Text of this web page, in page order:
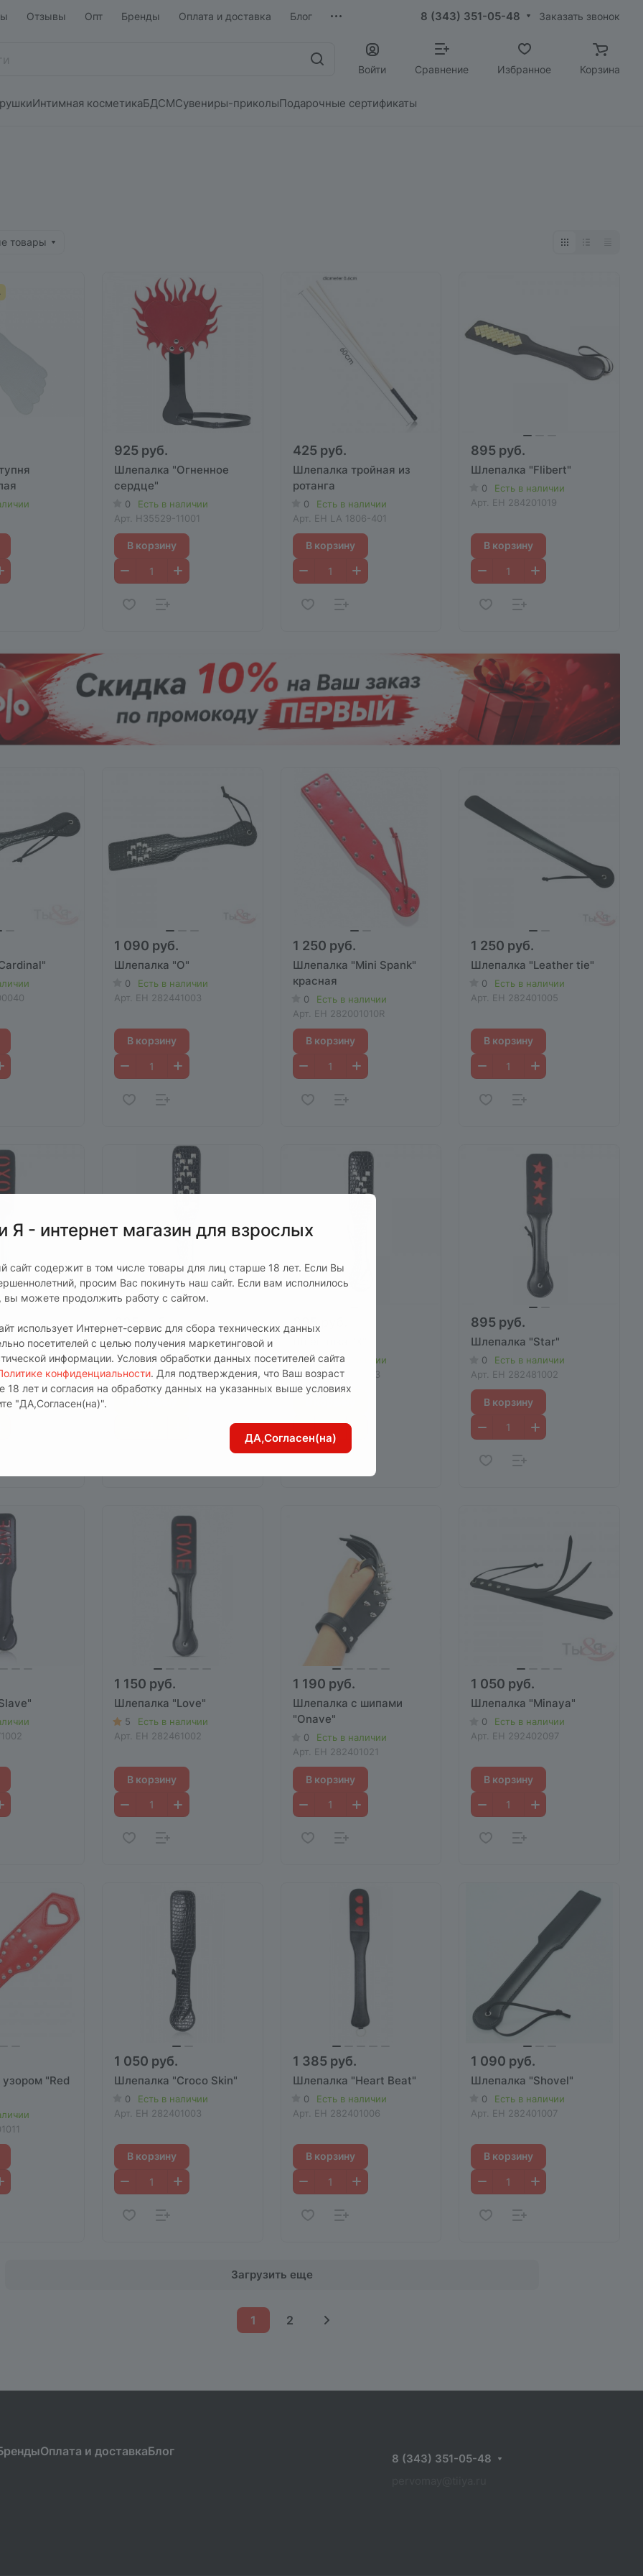
Отзывы Опт Бренды Оплата и доставка Блог 8 (343) 351-05-48 Заказать звонок
Войти Сравнение Избранное Корзина
Интимная косметикаБДСМСувениры-приколыПодарочные сертификаты
товары
925 руб.
Шлепалка "Огненное
сердце"
0
Есть в наличии
Арт. H35529-11001
В корзину
425 руб.
Шлепалка тройная из
ротанга
0
Есть в наличии
Арт. EH LA 1806-401
В корзину
895 руб.
Шлепалка "Flibert"
0
Есть в наличии
Арт. EH 284201019
В корзину
1 090 руб.
Шлепалка "O"
0
Есть в наличии
Арт. EH 282441003
В корзину
1 250 руб.
Шлепалка "Mini Spank"
красная
0
Есть в наличии
Арт. EH 282001010R
В корзину
1 250 руб.
Шлепалка "Leather tie"
0
Есть в наличии
Арт. EH 282401005
В корзину
895 руб.
Шлепалка "XO"
0
Есть в наличии
Арт.EH 282421003
895 руб.
0
Есть в наличии
Арт.EH 282431003
895 руб.
Шлепалка "Star"
0
Есть в наличии
Арт. EH 282481002
В корзину
1 150 руб.
Шлепалка "Love"
5
Есть в наличии
Арт. EH 282461002
В корзину
1 190 руб.
Шлепалка с шипами
"Onave"
0
Есть в наличии
Арт. EH 282401021
В корзину
1 050 руб.
Шлепалка "Minaya"
0
Есть в наличии
Арт. EH 292402097
В корзину
"Red
1 050 руб.
Шлепалка "Croco Skin"
0
Есть в наличии
Арт. EH 282401003
В корзину
1 385 руб.
Шлепалка "Heart Beat"
0
Есть в наличии
Арт. EH 282401006
В корзину
1 090 руб.
Шлепалка "Shovel"
0
Есть в наличии
Арт. EH 282401007
В корзину
Загрузить еще
1 2
Оплата и доставкаБлог
8 (343) 351-05-48
Я - интернет магазин для взрослых
сайт содержит в том числе товары для лиц старше 18 лет. Если Вы
просим Вас покинуть наш сайт. Если вам исполнилось
вы можете продолжить работу с сайтом.
использует Интернет-сервис для сбора технических данных
посетителей с целью получения маркетинговой и
информации. Условия обработки данных посетителей сайта
конфиденциальности. Для подтверждения, что Ваш возраст
18 лет и согласия на обработку данных на указанных выше условиях
"ДА,Согласен(на)".
ДА,Согласен(на)